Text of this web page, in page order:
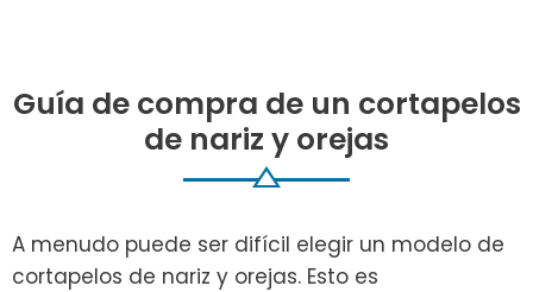
Guía de compra de un cortapelos
de nariz y orejas
A menudo puede ser difícil elegir un modelo de
cortapelos de nariz y orejas. Esto es